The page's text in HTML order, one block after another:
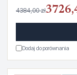
4384,00 zł
Dodaj do porównania